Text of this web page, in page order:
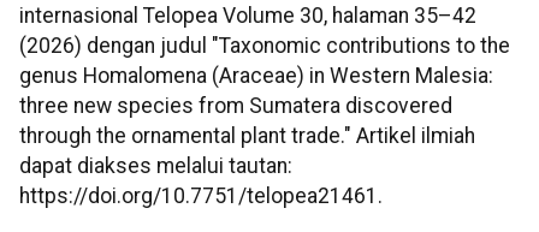
internasional Telopea Volume 30, halaman 35–42
(2026) dengan judul "Taxonomic contributions to the
genus Homalomena (Araceae) in Western Malesia:
three new species from Sumatera discovered
through the ornamental plant trade." Artikel ilmiah
dapat diakses melalui tautan:
https://doi.org/10.7751/telopea21461.